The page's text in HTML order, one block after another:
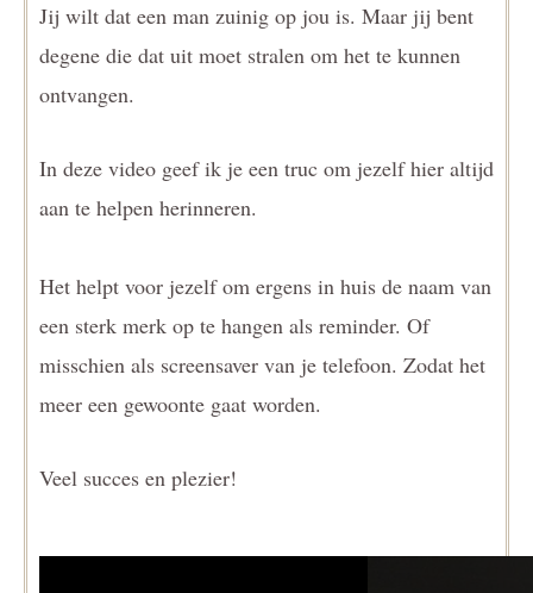
Jij wilt dat een man zuinig op jou is. Maar jij bent
degene die dat uit moet stralen om het te kunnen
ontvangen.
In deze video geef ik je een truc om jezelf hier altijd
aan te helpen herinneren.
Het helpt voor jezelf om ergens in huis de naam van
een sterk merk op te hangen als reminder. Of
misschien als screensaver van je telefoon. Zodat het
meer een gewoonte gaat worden.
Veel succes en plezier!